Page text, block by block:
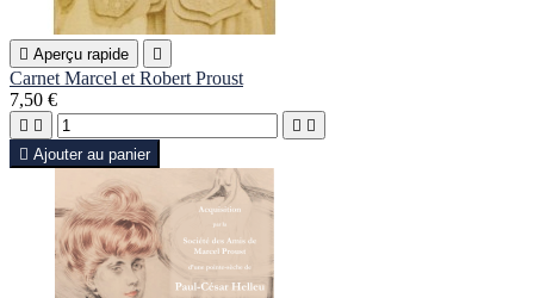
 Aperçu rapide 
Carnet Marcel et Robert Proust
7,50 €
   
 Ajouter au panier